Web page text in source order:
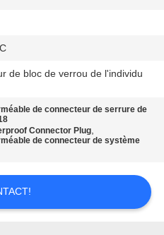
de bloc de verrou de l'individu
de connecteur de serrure de
Connector Plug,
de connecteur de système